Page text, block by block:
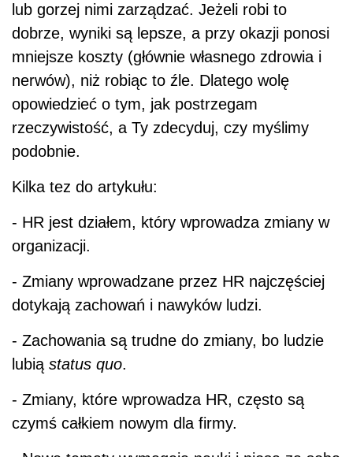
lub gorzej nimi zarządzać. Jeżeli robi to
dobrze, wyniki są lepsze, a przy okazji ponosi
mniejsze koszty (głównie własnego zdrowia i
nerwów), niż robiąc to źle. Dlatego wolę
opowiedzieć o tym, jak postrzegam
rzeczywistość, a Ty zdecyduj, czy myślimy
podobnie.
Kilka tez do artykułu:
- HR jest działem, który wprowadza zmiany w
organizacji.
- Zmiany wprowadzane przez HR najczęściej
dotykają zachowań i nawyków ludzi.
- Zachowania są trudne do zmiany, bo ludzie
lubią status quo.
- Zmiany, które wprowadza HR, często są
czymś całkiem nowym dla firmy.